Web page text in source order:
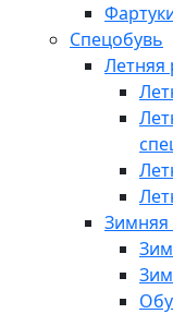
Спецобувь
Летняя
Зимняя